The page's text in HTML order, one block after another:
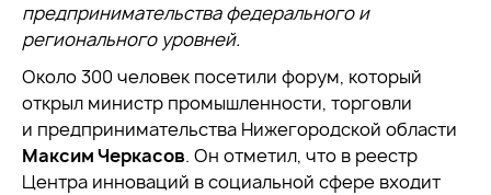
предпринимательства федерального и
регионального уровней.
Около 300 человек посетили форум, который
открыл министр промышленности, торговли
и предпринимательства Нижегородской области
Максим Черкасов. Он отметил, что в реестр
Центра инноваций в социальной сфере входит